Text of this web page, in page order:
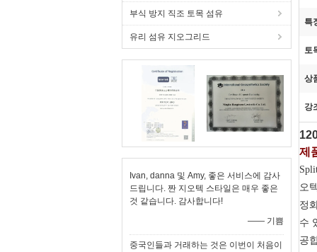
부식 방지 직조 토목 섬유
유리 섬유 지오그리드
Ivan, danna 및 Amy, 좋은 서비스에 감사
드립니다. 짠 지오텍 스타일은 매우 좋은
것 같습니다. 감사합니다!
—— 기쁨
중국인들과 거래하는 것은 이번이 처음이
특
토
상
강
제
오
정
수
공